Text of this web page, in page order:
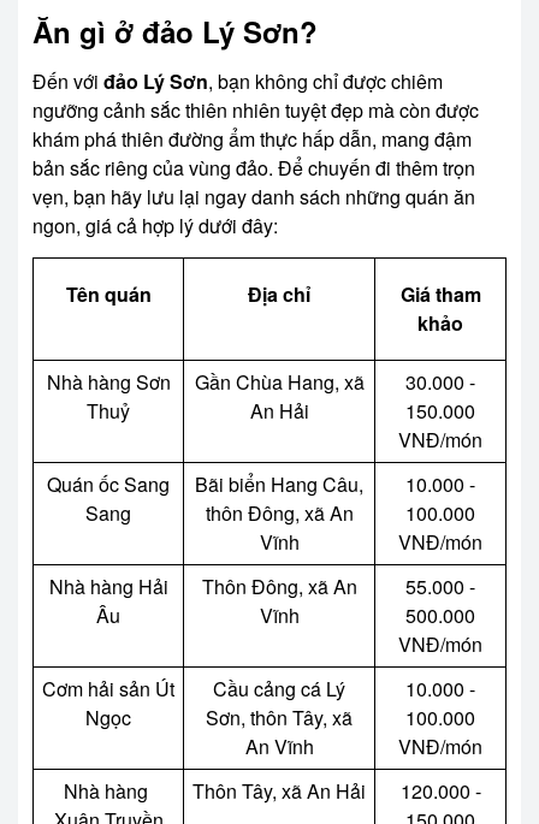
Ăn gì ở đảo Lý Sơn?
Đến với đảo Lý Sơn, bạn không chỉ được chiêm
ngưỡng cảnh sắc thiên nhiên tuyệt đẹp mà còn được
khám phá thiên đường ẩm thực hấp dẫn, mang đậm
bản sắc riêng của vùng đảo. Để chuyến đi thêm trọn
vẹn, bạn hãy lưu lại ngay danh sách những quán ăn
ngon, giá cả hợp lý dưới đây:
Tên quán Địa chỉ
Giá tham
khảo
Nhà hàng Sơn
Thuỷ
Gần Chùa Hang, xã
An Hải
30.000 -
150.000
VNĐ/món
Quán ốc Sang
Sang
Bãi biển Hang Câu,
thôn Đông, xã An
Vĩnh
10.000 -
100.000
VNĐ/món
Nhà hàng Hải
Âu
Thôn Đông, xã An
Vĩnh
55.000 -
500.000
VNĐ/món
Cơm hải sản Út
Ngọc
Cầu cảng cá Lý
Sơn, thôn Tây, xã
An Vĩnh
10.000 -
100.000
VNĐ/món
Nhà hàng
Thôn Tây, xã An Hải
120.000 -